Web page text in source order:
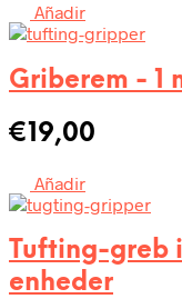
Añadir
Griberem - 1
€19,00
Añadir
Tufting-greb
enheder